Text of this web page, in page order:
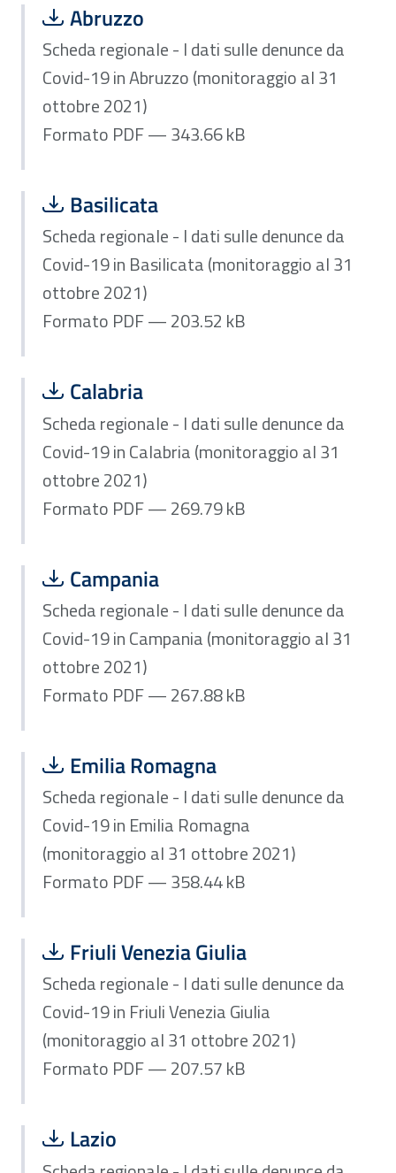
Scarica file:
Abruzzo
Formato PDF — Dimensione 343.66 kB
Scheda regionale - I dati sulle denunce da
Covid-19 in Abruzzo (monitoraggio al 31
ottobre 2021)
Formato PDF — 343.66 kB
Scarica file:
Basilicata
Formato PDF — Dimensione 203.52 kB
Scheda regionale - I dati sulle denunce da
Covid-19 in Basilicata (monitoraggio al 31
ottobre 2021)
Formato PDF — 203.52 kB
Scarica file:
Calabria
Formato PDF — Dimensione 269.79 kB
Scheda regionale - I dati sulle denunce da
Covid-19 in Calabria (monitoraggio al 31
ottobre 2021)
Formato PDF — 269.79 kB
Scarica file:
Campania
Formato PDF — Dimensione 267.88 kB
Scheda regionale - I dati sulle denunce da
Covid-19 in Campania (monitoraggio al 31
ottobre 2021)
Formato PDF — 267.88 kB
Scarica file:
Emilia Romagna
Formato PDF — Dimensione 358.44 kB
Scheda regionale - I dati sulle denunce da
Covid-19 in Emilia Romagna
(monitoraggio al 31 ottobre 2021)
Formato PDF — 358.44 kB
Scarica file:
Friuli Venezia Giulia
Formato PDF — Dimensione 207.57 kB
Scheda regionale - I dati sulle denunce da
Covid-19 in Friuli Venezia Giulia
(monitoraggio al 31 ottobre 2021)
Formato PDF — 207.57 kB
Scarica file:
Lazio
Formato PDF — Dimensione 182.06 kB